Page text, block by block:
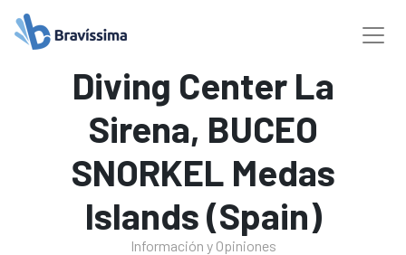
Diving Center La
Sirena, BUCEO
SNORKEL Medas
Islands (Spain)
Información y Opiniones